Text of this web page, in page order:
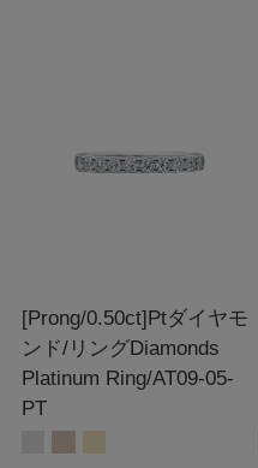
[Prong/0.50ct]Ptダイヤモ
ンド/リングDiamonds
Platinum Ring/AT09-05-
PT